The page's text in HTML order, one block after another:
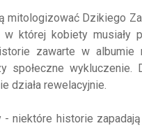
mitologizować Dzikiego
której kobiety musiały
zawarte w albumie
wykluczenie.
działa rewelacyjnie.
niektóre historie